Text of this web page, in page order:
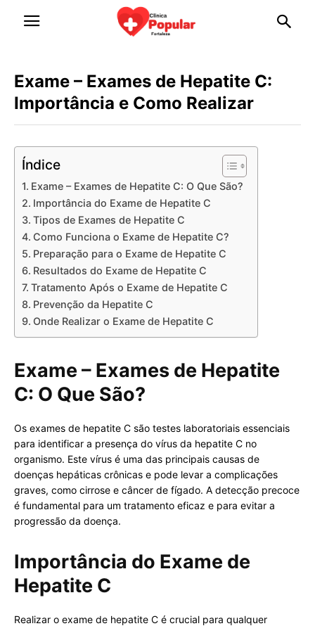
Exame – Exames de Hepatite C:
Importância e Como Realizar
Índice
Exame – Exames de Hepatite C: O Que São?
Importância do Exame de Hepatite C
Tipos de Exames de Hepatite C
Como Funciona o Exame de Hepatite C?
Preparação para o Exame de Hepatite C
Resultados do Exame de Hepatite C
Tratamento Após o Exame de Hepatite C
Prevenção da Hepatite C
Onde Realizar o Exame de Hepatite C
Exame – Exames de Hepatite
C: O Que São?
Os exames de hepatite C são testes laboratoriais essenciais
para identificar a presença do vírus da hepatite C no
organismo. Este vírus é uma das principais causas de
doenças hepáticas crônicas e pode levar a complicações
graves, como cirrose e câncer de fígado. A detecção precoce
é fundamental para um tratamento eficaz e para evitar a
progressão da doença.
Importância do Exame de
Hepatite C
Realizar o exame de hepatite C é crucial para qualquer